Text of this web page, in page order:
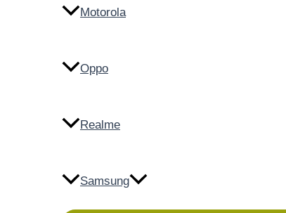
Motorola
Oppo
Realme
Samsung